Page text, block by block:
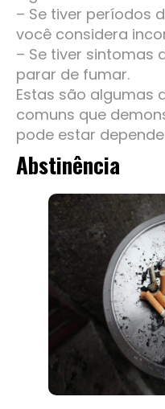
– Se tiver períodos
você considera
– Se tiver sintomas
parar de fumar.
Estas são algumas
comuns que
pode estar
Abstinência